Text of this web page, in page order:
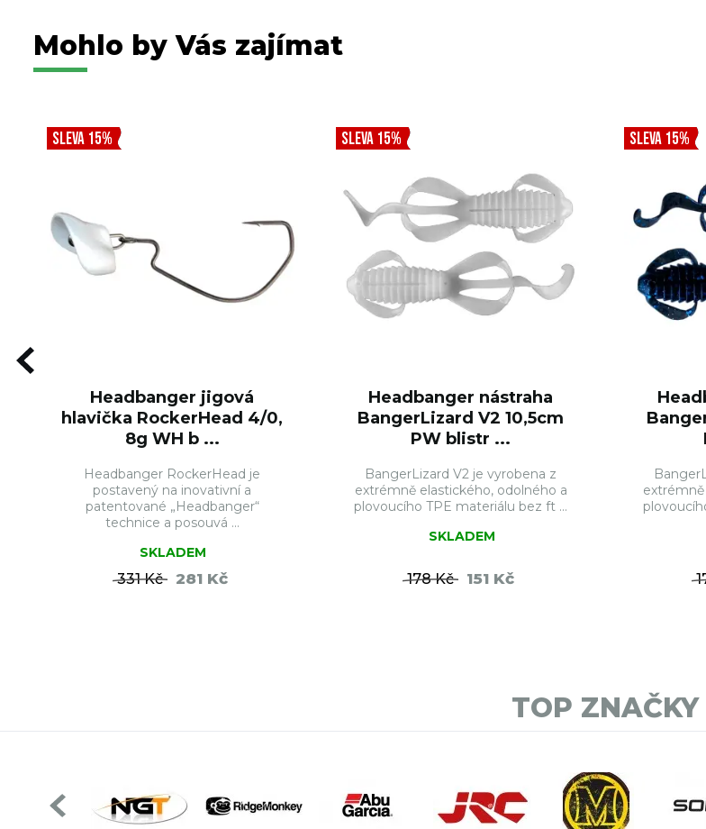
Mohlo by Vás zajímat
SLEVA 15%
Headbanger jigová
hlavička RockerHead 4/0,
8g WH b ...
Headbanger RockerHead je
postavený na inovativní a
patentované „Headbanger“
technice a posouvá ...
SKLADEM
331 Kč 281 Kč
SLEVA 15%
Headbanger nástraha
BangerLizard V2 10,5cm
PW blistr ...
BangerLizard V2 je vyrobena z
extrémně elastického, odolného a
plovoucího TPE materiálu bez ft ...
SKLADEM
178 Kč 151 Kč
SLEVA 15%
TOP ZNAČKY